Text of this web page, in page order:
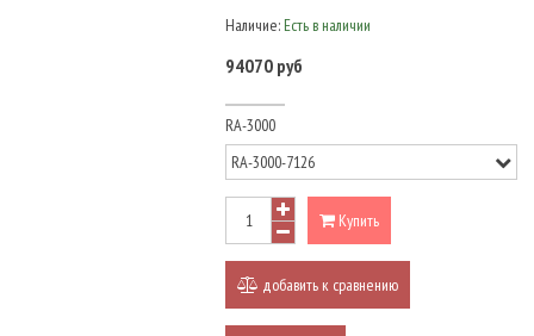
Наличие: Есть в наличии
94070 руб
RA-3000
Купить
добавить к сравнению